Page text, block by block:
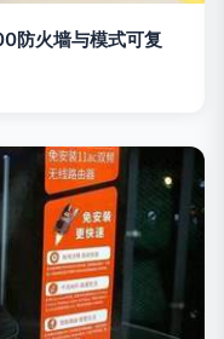
防火墙与模式可复